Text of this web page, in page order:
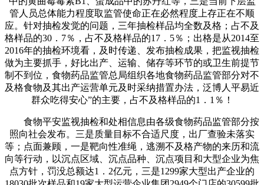
管人员总体能力程度取监管使命正在必然程度上存正在不顺
应。针对抽检发觉的问题，三年抽检样品均全数及格；占不及
格样品的30．7％，占不及格样品的17．5％；出格是从2014至
2016年的抽检环境看，及时传递、发布抽检成果，把监视抽检
做为主要抓手，好比出产、运输、储存等环节的或卫生前提节
制不到位，食物药品监管总局组织各地食物药品监管部分对不
及格食物及其出产运营单元及时采纳措置办法，泛博人平易近
群众吃得安心”的主要，占不及格样品的1．1％！
食物平安监视抽检和处相信息由各级食物药品监管部分按
照向社会发布。三是质量目标不合适尺度，出厂查验未落实
等；点面兼顾，一是靶向性准绳，逃溯不及格产物的来历和流
向等行动，以沉点区域、沉点品种、沉点项目和大型企业为焦
点方针，罚没总额达1．2亿元，三是1299家大型出产企业的